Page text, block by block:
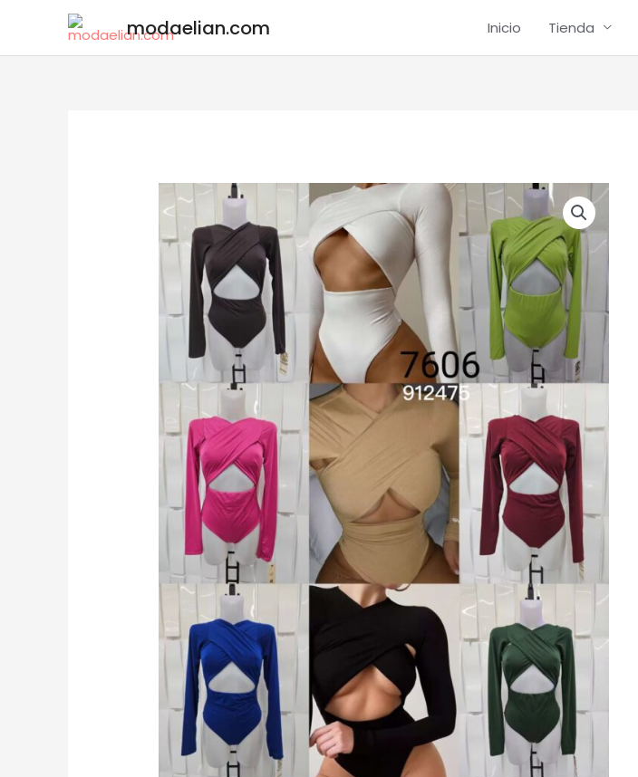
modaelian.com Inicio Tienda